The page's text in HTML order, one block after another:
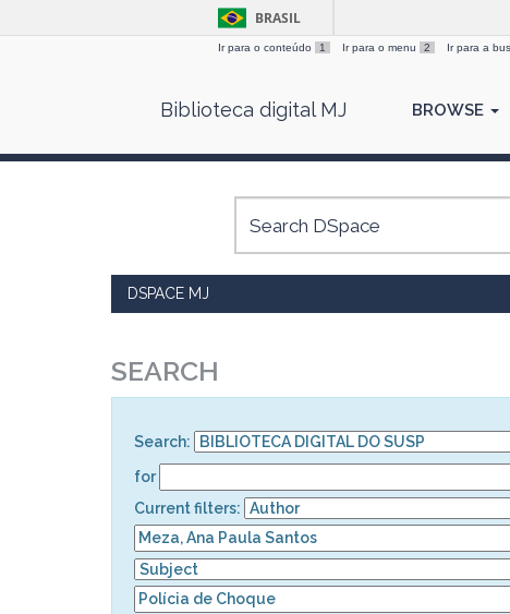
BRASIL
Ir para o conteúdo 1 Ir para o menu 2 Ir para a
Biblioteca digital MJ BROWSE
DSPACE MJ
SEARCH
Search:
for
Current filters: